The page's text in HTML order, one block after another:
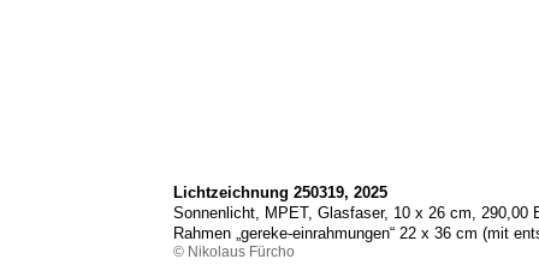
Lichtzeichnung 250319, 2025
Sonnenlicht, MPET, Glasfaser, 10 x 26 cm, 290,00
Rahmen „gereke-einrahmungen“ 22 x 36 cm (mit
© Nikolaus Fürcho